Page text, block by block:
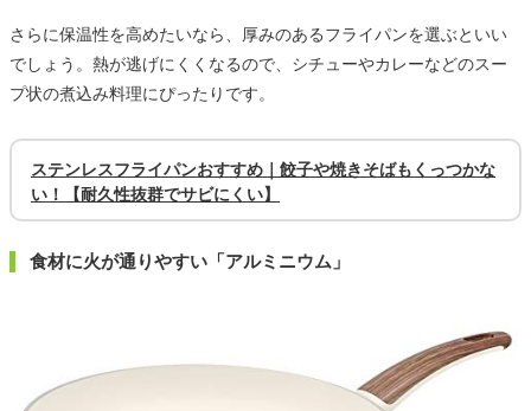
さらに保温性を高めたいなら、厚みのあるフライパンを選ぶといい
でしょう。熱が逃げにくくなるので、シチューやカレーなどのスー
プ状の煮込み料理にぴったりです。
ステンレスフライパンおすすめ｜餃子や焼きそばもくっつかな
い！【耐久性抜群でサビにくい】
食材に火が通りやすい「アルミニウム」